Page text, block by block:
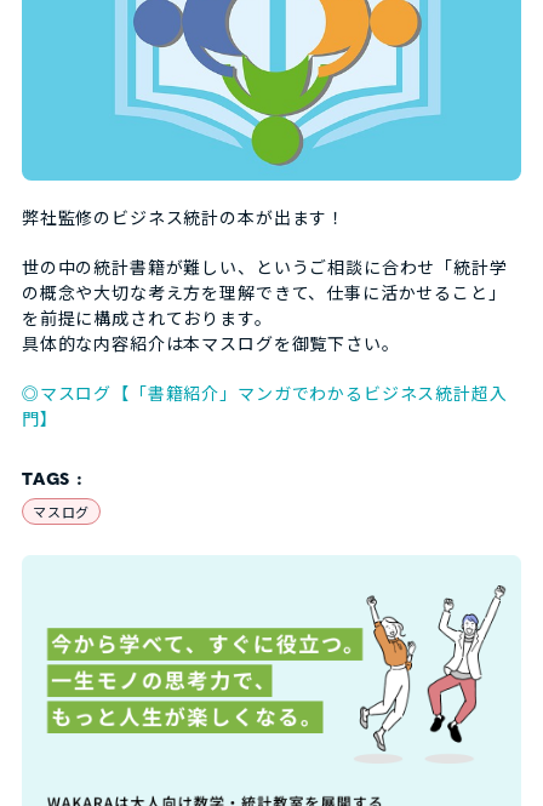
弊社監修のビジネス統計の本が出ます！
世の中の統計書籍が難しい、というご相談に合わせ「統計学
の概念や大切な考え方を理解できて、仕事に活かせること」
を前提に構成されております。
具体的な内容紹介は本マスログを御覧下さい。
◎マスログ【「書籍紹介」マンガでわかるビジネス統計超入
門】
TAGS :
マスログ